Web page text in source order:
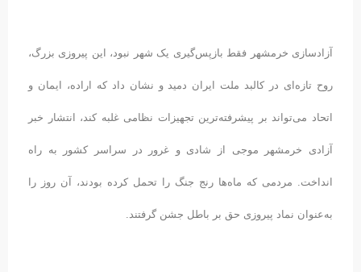
آزادسازی خرمشهر فقط بازپس‌گیری یک شهر نبود، این پیروزی بزرگ،
روح تازه‌ای در کالبد ملت ایران دمید و نشان داد که اراده، ایمان و
اتحاد می‌تواند بر پیشرفته‌ترین تجهیزات نظامی غلبه کند، انتشار خبر
آزادی خرمشهر موجی از شادی و غرور در سراسر کشور به راه
انداخت. مردمی که ماه‌ها رنج جنگ را تحمل کرده بودند، آن روز را
به‌عنوان نماد پیروزی حق بر باطل جشن گرفتند.